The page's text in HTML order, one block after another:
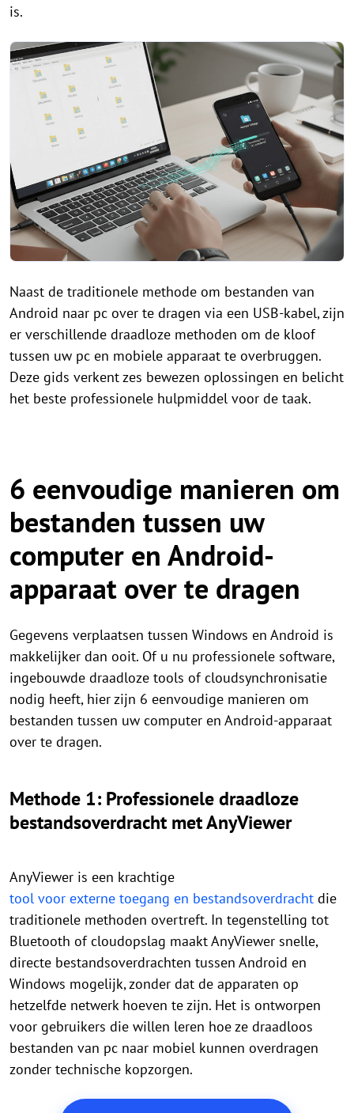
is.
Naast de traditionele methode om bestanden van
Android naar pc over te dragen via een USB-kabel, zijn
er verschillende draadloze methoden om de kloof
tussen uw pc en mobiele apparaat te overbruggen.
Deze gids verkent zes bewezen oplossingen en belicht
het beste professionele hulpmiddel voor de taak.
6 eenvoudige manieren om
bestanden tussen uw
computer en Android-
apparaat over te dragen
Gegevens verplaatsen tussen Windows en Android is
makkelijker dan ooit. Of u nu professionele software,
ingebouwde draadloze tools of cloudsynchronisatie
nodig heeft, hier zijn 6 eenvoudige manieren om
bestanden tussen uw computer en Android-apparaat
over te dragen.
Methode 1: Professionele draadloze
bestandsoverdracht met AnyViewer
AnyViewer is een krachtige
tool voor externe toegang en bestandsoverdracht die
traditionele methoden overtreft. In tegenstelling tot
Bluetooth of cloudopslag maakt AnyViewer snelle,
directe bestandsoverdrachten tussen Android en
Windows mogelijk, zonder dat de apparaten op
hetzelfde netwerk hoeven te zijn. Het is ontworpen
voor gebruikers die willen leren hoe ze draadloos
bestanden van pc naar mobiel kunnen overdragen
zonder technische kopzorgen.